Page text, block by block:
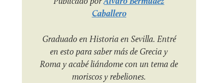
Caballero
Graduado en Historia en Sevilla. Entré
en esto para saber más de Grecia y
Roma y acabé liándome con un tema de
moriscos y rebeliones.